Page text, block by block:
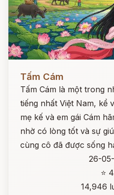
Đọc ngay
Tấm Cám
Tấm Cám là một trong
tiếng nhất Việt Nam, kể
mẹ kế và em gái Cám
nhờ có lòng tốt và sự
cùng cô đã được sống
26-
⭐
14,946